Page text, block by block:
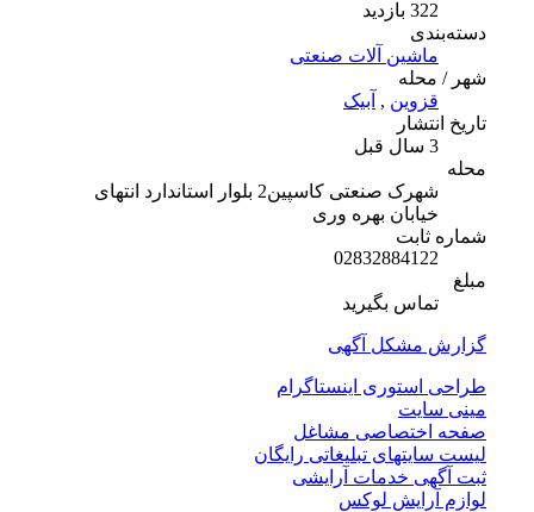
دسته‌بندی
ماشین آلات صنعتی
شهر / محله
قزوین, آبیک
تاریخ انتشار
شهرک صنعتی کاسپین2 بلوار استاندارد انتهای
خیابان بهره وری
شماره ثابت
02832884122
تماس بگیرید
گزارش مشکل آگهی
طراحی استوری اینستاگرام
مینی سایت
صفحه اختصاصی مشاغل
لیست سایتهای تبلیغاتی رایگان
ثبت آگهی خدمات آرایشی
لوازم آرایش لوکس